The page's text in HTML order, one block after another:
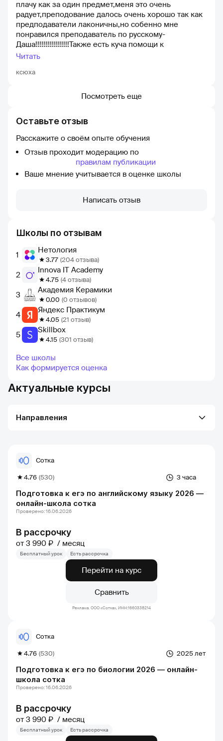
Оставьте отзыв
Расскажите о своём опыте обучения
Отзыв проходит модерацию по
правилам публикации
Ваше мнение учитывается в оценке школы
Написать отзыв
Школы по отзывам
1 Нетология
3.77 (204 отзыва)
2 Innova IT Academy
4.75 (4 отзыва)
3 Академия Керамики
0.00 (0 отзывов)
4 Яндекс Практикум
4.05 (21 отзыв)
5 Skillbox
4.15 (301 отзыв)
Все школы
Как формируется оценка
ксюха
плачу как за один предмет,меня это очень
радует,преподование далось очень хорошо так как
предподаватели лаконичны,но собенно мне
понравился преподаватель по русскому-
Даша!!!!!!!!!!!!!!!!!Также есть куча помощи к
подготовке,как техническая,так и реальный
Читать
Посмотреть еще
Актуальные курсы
Направления
Подготовка к егэ по английскому языку 2026 —
онлайн-школа сотка
3 часа
4.76 (530)
Сотка
В рассрочку
от 3 990 ₽ месяц
Проверено: 16.06.2026
Бесплатный урок Есть рассрочка
Перейти на курс
Сравнить
Реклама. ООО «Сотка», ИНН:1660338214
Подготовка к егэ по биологии 2026 — онлайн-
школа сотка
2025 лет
4.76 (530)
Сотка
В рассрочку
от 3 990 ₽ месяц
Проверено: 16.06.2026
Бесплатный урок Есть рассрочка